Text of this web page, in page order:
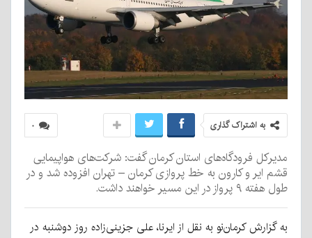
۰ به اشتراک گذاری
مدیرکل فرودگاه‌های استان کرمان گفت: شرکت‌های هواپیمایی
قشم ایر و کارون به خط پروازی کرمان – تهران افزوده شد و در
طول هفته ۹ پرواز در این مسیر خواهند داشت.
به گزارش کرمان‌نو به نقل از ایرنا، علی جزینی‌زاده روز دوشنبه در